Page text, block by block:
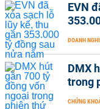
EVN
DOANH
DMX
trong
CHỨNG